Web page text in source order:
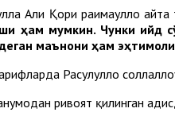
Али Қори раҳимаҳуллоҳ
ҳам мумкин. Чунки ийд
маънони ҳам
Расулуллоҳ
ривоят қилинган